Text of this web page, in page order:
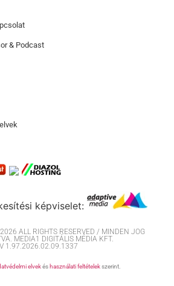
& Podcast
képviselet:
ALL RIGHTS RESERVED / MINDEN JOG
MEDIA1 DIGITÁLIS MÉDIA KFT.
V 1.97.2026.02.09.1337
elvekés használati feltételekszerint.